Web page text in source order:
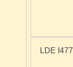
LDE I477